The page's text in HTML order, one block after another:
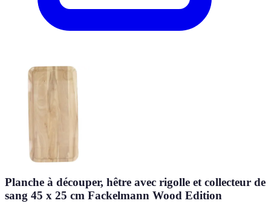
Planche à découper, hêtre avec rigolle et collecteur de
sang 45 x 25 cm Fackelmann Wood Edition